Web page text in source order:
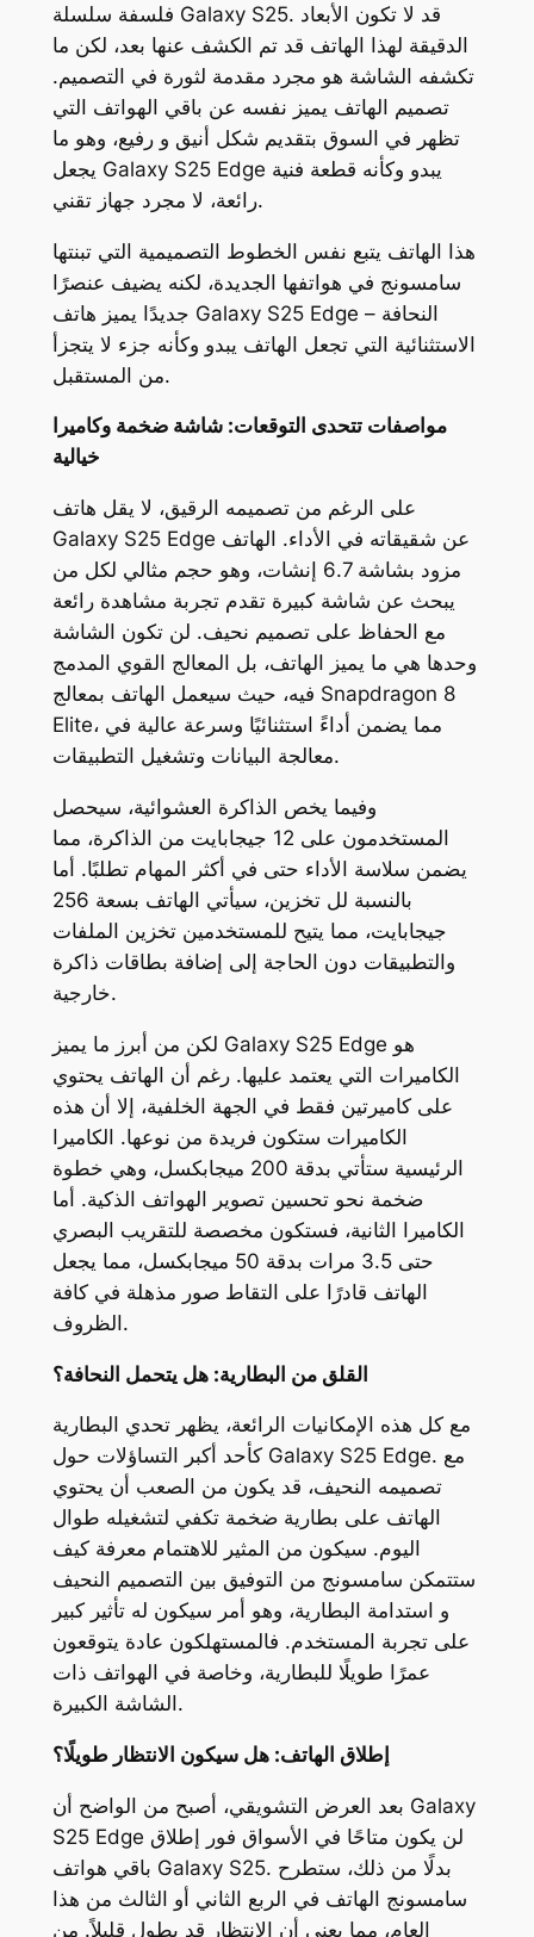
فلسفة سلسلة Galaxy S25. قد لا تكون الأبعاد
الدقيقة لهذا الهاتف قد تم الكشف عنها بعد، لكن ما
تكشفه الشاشة هو مجرد مقدمة لثورة في التصميم.
تصميم الهاتف يميز نفسه عن باقي الهواتف التي
تظهر في السوق بتقديم شكل أنيق و رفيع، وهو ما
يجعل Galaxy S25 Edge يبدو وكأنه قطعة فنية
رائعة، لا مجرد جهاز تقني.
هذا الهاتف يتبع نفس الخطوط التصميمية التي تبنتها
سامسونج في هواتفها الجديدة، لكنه يضيف عنصرًا
جديدًا يميز هاتف Galaxy S25 Edge – النحافة
الاستثنائية التي تجعل الهاتف يبدو وكأنه جزء لا يتجزأ
من المستقبل.
مواصفات تتحدى التوقعات: شاشة ضخمة وكاميرا
خيالية
على الرغم من تصميمه الرقيق، لا يقل هاتف
Galaxy S25 Edge عن شقيقاته في الأداء. الهاتف
مزود بشاشة 6.7 إنشات، وهو حجم مثالي لكل من
يبحث عن شاشة كبيرة تقدم تجربة مشاهدة رائعة
مع الحفاظ على تصميم نحيف. لن تكون الشاشة
وحدها هي ما يميز الهاتف، بل المعالج القوي المدمج
فيه، حيث سيعمل الهاتف بمعالج Snapdragon 8
Elite، مما يضمن أداءً استثنائيًا وسرعة عالية في
معالجة البيانات وتشغيل التطبيقات.
وفيما يخص الذاكرة العشوائية، سيحصل
المستخدمون على 12 جيجابايت من الذاكرة، مما
يضمن سلاسة الأداء حتى في أكثر المهام تطلبًا. أما
بالنسبة لل تخزين، سيأتي الهاتف بسعة 256
جيجابايت، مما يتيح للمستخدمين تخزين الملفات
والتطبيقات دون الحاجة إلى إضافة بطاقات ذاكرة
خارجية.
لكن من أبرز ما يميز Galaxy S25 Edge هو
الكاميرات التي يعتمد عليها. رغم أن الهاتف يحتوي
على كاميرتين فقط في الجهة الخلفية، إلا أن هذه
الكاميرات ستكون فريدة من نوعها. الكاميرا
الرئيسية ستأتي بدقة 200 ميجابكسل، وهي خطوة
ضخمة نحو تحسين تصوير الهواتف الذكية. أما
الكاميرا الثانية، فستكون مخصصة للتقريب البصري
حتى 3.5 مرات بدقة 50 ميجابكسل، مما يجعل
الهاتف قادرًا على التقاط صور مذهلة في كافة
الظروف.
القلق من البطارية: هل يتحمل النحافة؟
مع كل هذه الإمكانيات الرائعة، يظهر تحدي البطارية
كأحد أكبر التساؤلات حول Galaxy S25 Edge. مع
تصميمه النحيف، قد يكون من الصعب أن يحتوي
الهاتف على بطارية ضخمة تكفي لتشغيله طوال
اليوم. سيكون من المثير للاهتمام معرفة كيف
ستتمكن سامسونج من التوفيق بين التصميم النحيف
و استدامة البطارية، وهو أمر سيكون له تأثير كبير
على تجربة المستخدم. فالمستهلكون عادة يتوقعون
عمرًا طويلًا للبطارية، وخاصة في الهواتف ذات
الشاشة الكبيرة.
إطلاق الهاتف: هل سيكون الانتظار طويلًا؟
بعد العرض التشويقي، أصبح من الواضح أن Galaxy
S25 Edge لن يكون متاحًا في الأسواق فور إطلاق
باقي هواتف Galaxy S25. بدلًا من ذلك، ستطرح
سامسونج الهاتف في الربع الثاني أو الثالث من هذا
العام، مما يعني أن الانتظار قد يطول قليلاً. من